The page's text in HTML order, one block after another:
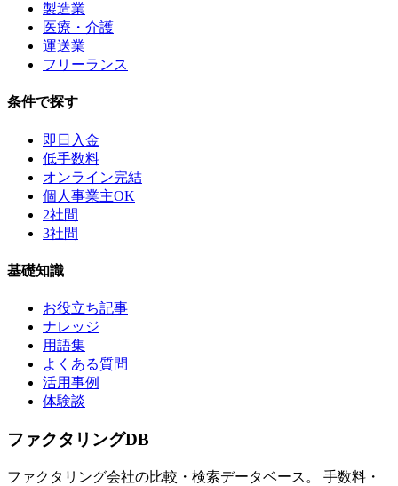
製造業
医療・介護
運送業
フリーランス
条件で探す
即日入金
低手数料
オンライン完結
個人事業主OK
2社間
3社間
基礎知識
お役立ち記事
ナレッジ
用語集
よくある質問
活用事例
体験談
ファクタリングDB
ファクタリング会社の比較・検索データベース。 手数料・